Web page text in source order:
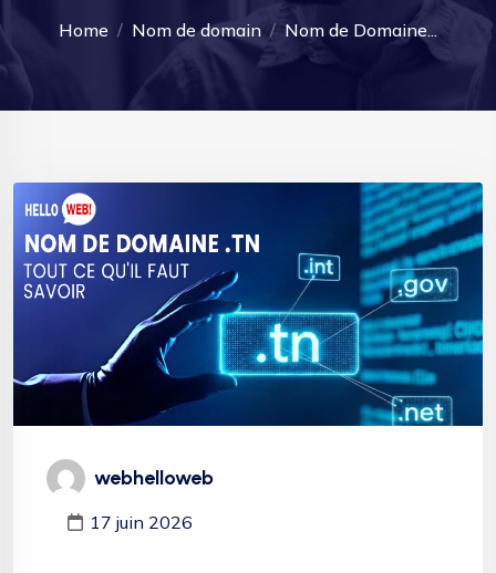
Home Nom de domain Nom de Domaine...
webhelloweb
17 juin 2026